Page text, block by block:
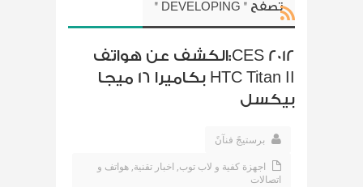
تصفح " DEVELOPING "
CES 2012:الكشف عن هواتف
HTC Titan II بكاميرا 16 ميجا
بيكسل
برستيجً فنآنً
اجهزة كفية و لاب توب, اخبار تقنية, هواتف و
اتصالات